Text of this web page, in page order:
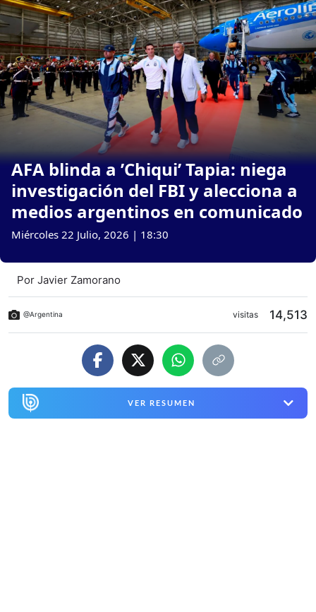
AFA blinda a ’Chiqui’ Tapia: niega
investigación del FBI y alecciona a
medios argentinos en comunicado
Miércoles 22 Julio, 2026 | 18:30
Por Javier Zamorano
@Argentina visitas 14,513
VER RESUMEN